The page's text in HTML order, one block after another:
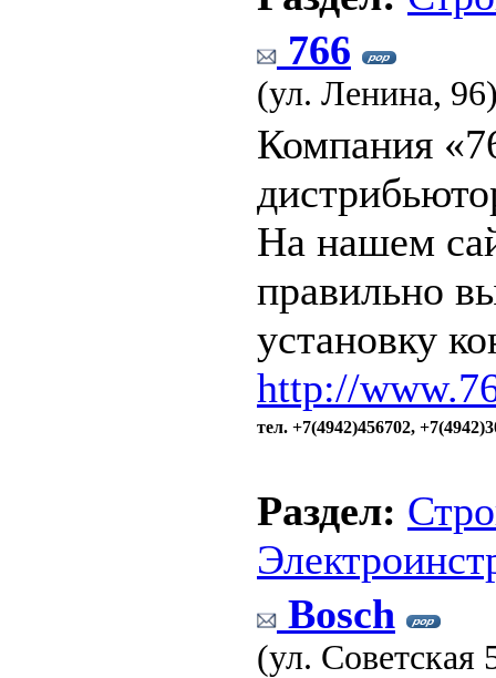
766
(ул. Ленина,
Компания
На нашем
правильно
установку
http://
тел. +7(4942)456702,
Раздел:
Bosch
(ул. Советская